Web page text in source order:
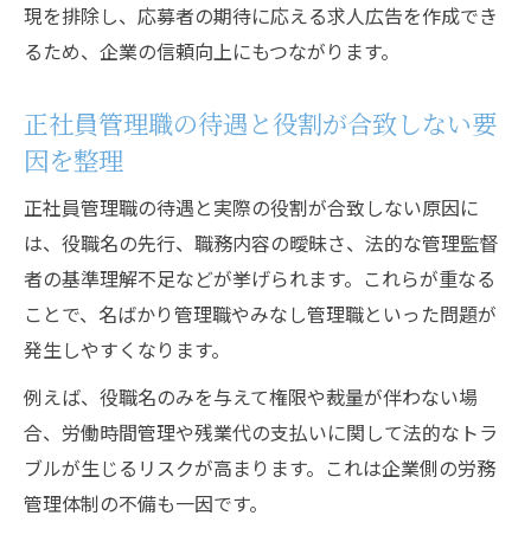
現を排除し、応募者の期待に応える求人広告を作成でき
るため、企業の信頼向上にもつながります。
正社員管理職の待遇と役割が合致しない要
因を整理
正社員管理職の待遇と実際の役割が合致しない原因に
は、役職名の先行、職務内容の曖昧さ、法的な管理監督
者の基準理解不足などが挙げられます。これらが重なる
ことで、名ばかり管理職やみなし管理職といった問題が
発生しやすくなります。
例えば、役職名のみを与えて権限や裁量が伴わない場
合、労働時間管理や残業代の支払いに関して法的なトラ
ブルが生じるリスクが高まります。これは企業側の労務
管理体制の不備も一因です。